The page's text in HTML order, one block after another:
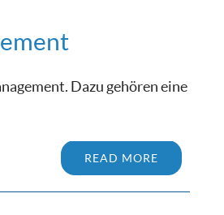
Dazu gehören eine
READ MORE